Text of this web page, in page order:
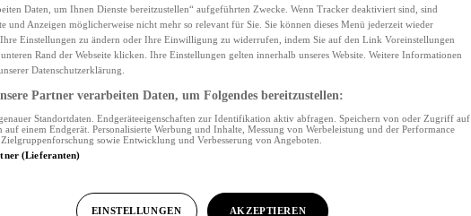
Daten, um Ihnen Dienste bereitzustellen“ aufgeführten Zwecke. Wenn Tracker deaktiviert sind, sind
und Anzeigen möglicherweise nicht mehr so relevant für Sie. Sie können dieses Menü jederzeit wieder
Einstellungen zu ändern oder Ihre Einwilligung zu widerrufen, indem Sie auf den Link Voreinstellungen
Rand der Webseite klicken. Ihre Einstellungen gelten innerhalb unseres Website. Weitere Informationen
Datenschutzerklärung.
Partner verarbeiten Daten, um Folgendes bereitzustellen:
Standortdaten. Endgeräteeigenschaften zur Identifikation aktiv abfragen. Speichern von oder Zugriff auf
einem Endgerät. Personalisierte Werbung und Inhalte, Messung von Werbeleistung und der Performance
sowie Entwicklung und Verbesserung von Angeboten.
(Lieferanten)
EINSTELLUNGEN AKZEPTIEREN